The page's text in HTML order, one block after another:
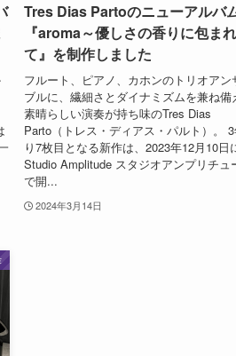
Tres Dias Partoのニューアルバ
『aroma～優しさの香りに包まれ
て』を制作しました
フルート、ピアノ、カホンのトリオアン
ブルに、繊細さとダイナミズムを兼ね備
素晴らしい演奏が持ち味のTres Dias
Parto（トレス・ディアス・パルト）。
り7枚目となる新作は、2023年12月10日
Studio Amplitude スタジオアンプリチュ
で開...
2024年3月14日